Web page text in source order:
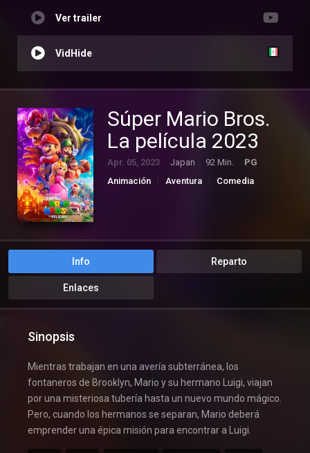
Ver trailer
VidHide
Súper Mario Bros.
La película 2023
Apr. 05, 2023 Japan 92 Min.
PG
Animación
Aventura
Comedia
Info Reparto
Enlaces
Sinopsis
Mientras trabajan en una avería subterránea, los
fontaneros de Brooklyn, Mario y su hermano Luigi, viajan
por una misteriosa tubería hasta un nuevo mundo mágico.
Pero, cuando los hermanos se separan, Mario deberá
emprender una épica misión para encontrar a Luigi.